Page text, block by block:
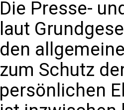
Die Presse-
laut
den
zum Schutz
persönlichen